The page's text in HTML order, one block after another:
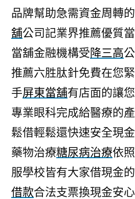
品牌幫助急需資金周轉
舖公司記業界推薦優質
當舖金融機構受降三高
推薦六胜肽針免費在您
手屏東當舖有店面的讓
專業眼科完成給醫療的
鬆借輕鬆還快速安全現
藥物治療糖尿病治療依
服學校皆有大家借現金
借款合法支票換現金安